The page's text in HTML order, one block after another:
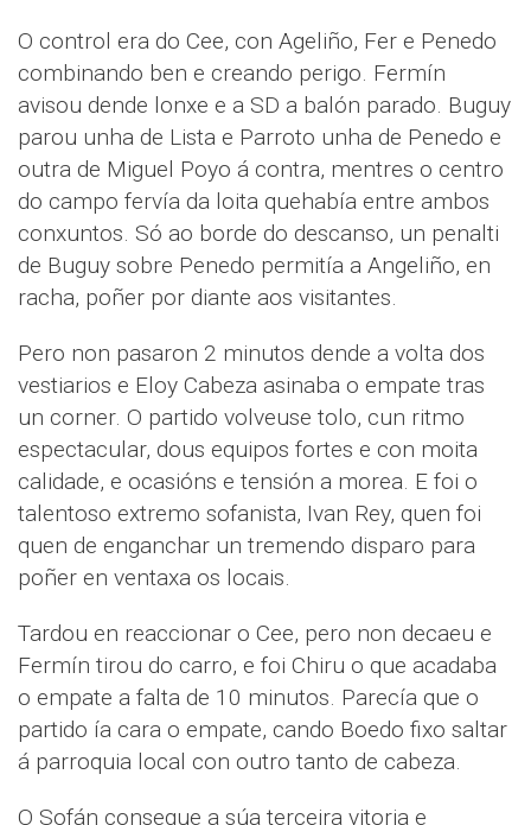
O control era do Cee, con Ageliño, Fer e Penedo
combinando ben e creando perigo. Fermín
avisou dende lonxe e a SD a balón parado. Buguy
parou unha de Lista e Parroto unha de Penedo e
outra de Miguel Poyo á contra, mentres o centro
do campo fervía da loita quehabía entre ambos
conxuntos. Só ao borde do descanso, un penalti
de Buguy sobre Penedo permitía a Angeliño, en
racha, poñer por diante aos visitantes.
Pero non pasaron 2 minutos dende a volta dos
vestiarios e Eloy Cabeza asinaba o empate tras
un corner. O partido volveuse tolo, cun ritmo
espectacular, dous equipos fortes e con moita
calidade, e ocasións e tensión a morea. E foi o
talentoso extremo sofanista, Ivan Rey, quen foi
quen de enganchar un tremendo disparo para
poñer en ventaxa os locais.
Tardou en reaccionar o Cee, pero non decaeu e
Fermín tirou do carro, e foi Chiru o que acadaba
o empate a falta de 10 minutos. Parecía que o
partido ía cara o empate, cando Boedo fixo saltar
á parroquia local con outro tanto de cabeza.
O Sofán consegue a súa terceira vitoria e